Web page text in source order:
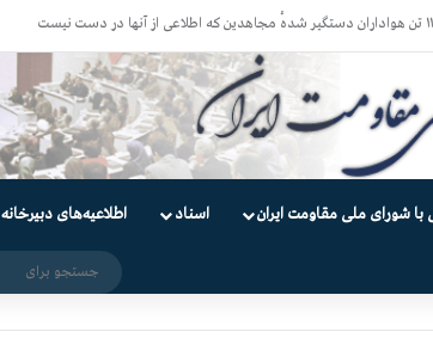
۳ و ۴ بند ۷ اوین و اعمال فشار بر زندانیان سیاسی در شهرهای مختلف
با شورای ملی مقاومت ایران اسناد اطلاعیه‌های دبیرخانه